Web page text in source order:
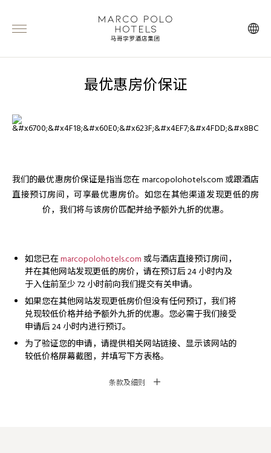
最优惠房价保证
我们的最优惠房价保证是指当您在 marcopolohotels.com 或跟酒店
直接预订房间，可享最优惠房价。如您在其他渠道发现更低的房
价，我们将与该房价匹配并给予额外九折的优惠。
如您已在marcopolohotels.com 或与酒店直接预订房间，
并在其他网站发现更低的房价，请在预订后 24 小时内及
于入住前至少 72 小时前向我们提交有关申请。
如果您在其他网站发现更低房价但没有任何预订，我们将
兑现较低价格并给予额外九折的优惠。您必需于我们接受
申请后 24 小时内进行预订。
为了验证您的申请，请提供相关网站链接、显示该网站的
较低价格屏幕截图，并填写下方表格。
条款及细则